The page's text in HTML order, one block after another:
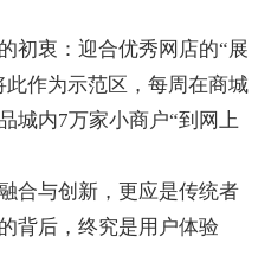
衷：迎合优秀网店的“展
作为示范区，每周在商城
城内7万家小商户“到网上
与创新，更应是传统者
背后，终究是用户体验